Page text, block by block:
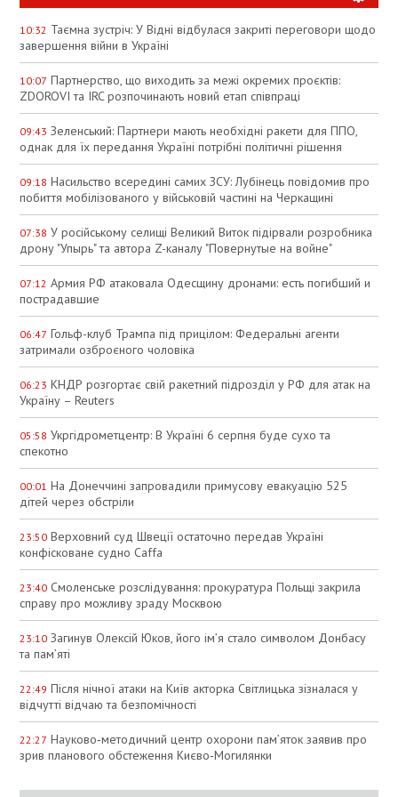
10:32 Таємна зустріч: У Відні відбулася закриті переговори щодо
завершення війни в Україні
10:07 Партнерство, що виходить за межі окремих проєктів:
ZDOROVI та IRC розпочинають новий етап співпраці
09:43 Зеленський: Партнери мають необхідні ракети для ППО,
однак для їх передання Україні потрібні політичні рішення
09:18 Насильство всередині самих ЗСУ: Лубінець повідомив про
побиття мобілізованого у військовій частині на Черкащині
07:38 У російському селищі Великий Виток підірвали розробника
дрону "Упырь" та автора Z-каналу "Повернутые на войне"
07:12 Армия РФ атаковала Одесщину дронами: есть погибший и
пострадавшие
06:47 Гольф-клуб Трампа під прицілом: Федеральні агенти
затримали озброєного чоловіка
06:23 КНДР розгортає свій ракетний підрозділ у РФ для атак на
Україну – Reuters
05:58 Укргідрометцентр: В Україні 6 серпня буде сухо та
спекотно
00:01 На Донеччині запровадили примусову евакуацію 525
дітей через обстріли
23:50 Верховний суд Швеції остаточно передав Україні
конфісковане судно Caffa
23:40 Смоленське розслідування: прокуратура Польщі закрила
справу про можливу зраду Москвою
23:10 Загинув Олексій Юков, його ім’я стало символом Донбасу
та пам’яті
22:49 Після нічної атаки на Київ акторка Світлицька зізналася у
відчутті відчаю та безпомічності
22:27 Науково‑методичний центр охорони пам’яток заявив про
зрив планового обстеження Києво‑Могилянки